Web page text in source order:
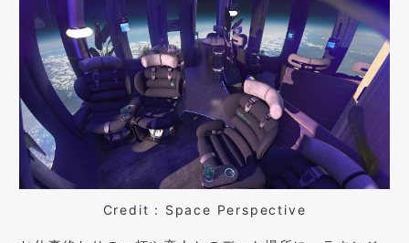
Credit : Space Perspective